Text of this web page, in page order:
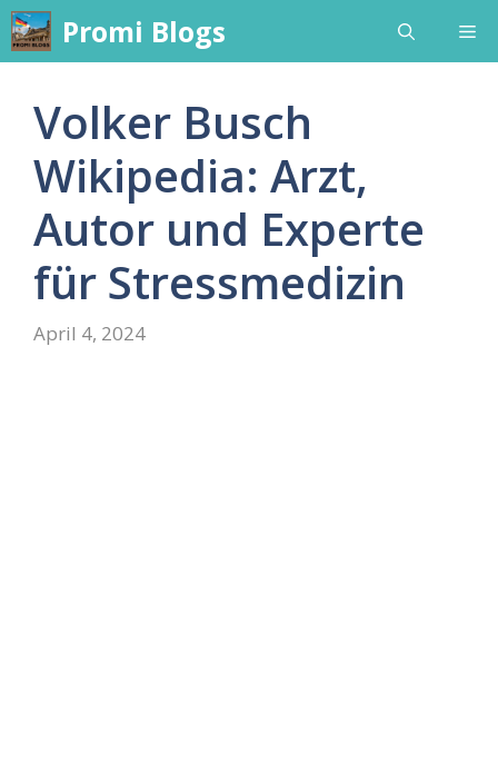
Skip
to
content
Promi Blogs
Volker Busch
Wikipedia: Arzt,
Autor und Experte
für Stressmedizin
April 4, 2024